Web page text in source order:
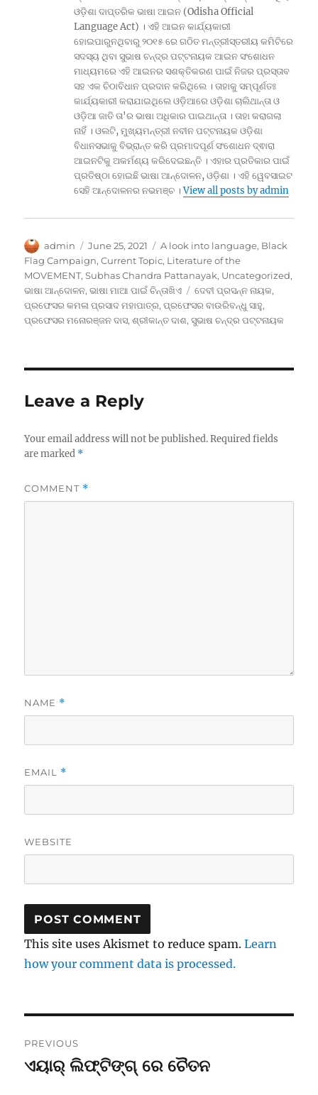
ଓଡ଼ିଶା ଦାପ୍ତରିକ ଭାଷା ଆଇନ (Odisha Official
Language Act) । ଏହି ଆଇନ କାର୍ଯ୍ୟକାରୀ
ହୋଇପାରୁନଥିବାରୁ ୨୦୧୫ ରେ ଗଠିତ ମନ୍ତ୍ରୀସ୍ତରୀୟ କମିଟିରେ
ସଦସ୍ୟ ଥିବା ସୁଭାଷ ଚନ୍ଦ୍ର ପଟ୍ଟନାୟକ ଆଇନ ସଂଶୋଧନ
ମାଧ୍ୟମରେ ଏହି ଆଇନର ସଶକ୍ତିକରଣ ପାଇଁ ନିଜର ପ୍ରସ୍ତାବ
ସହ ଏକ ଚିଠାବିଧାନ ପ୍ରଦାନ କରିଥିଲେ । ତାହାକୁ ସମ୍ପୂର୍ଣତଃ
କାର୍ଯ୍ୟକାରୀ କରାଯାଇଥିଲେ ଓଡ଼ିଆରେ ଓଡ଼ିଶା ଚାଲିଥାନ୍ତା ଓ
ଓଡ଼ିଆ ଜାତି ତା'ର ଭାଷା ଅଧିକାର ପାଇଥାନ୍ତା । ତାହା କରାଗଲା
ନାହିଁ । ଓଲଟି, ମୁଖ୍ୟମନ୍ତ୍ରୀ ନବୀନ ପଟ୍ଟନାୟକ ଓଡ଼ିଶା
ବିଧାନସଭାକୁ ବିଭ୍ରାନ୍ତ କରି ପ୍ରମାଦପୂର୍ଣ ସଂଶୋଧନ ଦ୍ଵାରା
ଆଇନଟିକୁ ଅକର୍ମଣ୍ୟ କରିଦେଇଛନ୍ତି । ଏହାର ପ୍ରତିକାର ପାଇଁ
ପ୍ରତିଷ୍ଠା ହୋଇଛି ଭାଷା ଆନ୍ଦୋଳନ, ଓଡ଼ିଶା । ଏହି ୱେବସାଇଟ
ସେହି ଆନ୍ଦୋଳନର ନଭମଞ୍ଚ ।View all posts by admin
Author
admin
Posted
on
June 25, 2021 Categories
A look into language, Black
Flag Campaign,Current Topic, Literature of the
MOVEMENT,Subhas Chandra Pattanayak, Uncategorized,
ଭାଷା ଆନ୍ଦୋଳନ,ଭାଷା ମାଆ ପାଇଁ ଚିନ୍ତାଖିଏ Tags
ଦେବୀ ପ୍ରସନ୍ନ ନାୟକ,
ପ୍ରଫେସର କମଳା ପ୍ରସାଦ ମହାପାତ୍ର,ପ୍ରଫେସର ବାଉରିବନ୍ଧୁ ସାହୁ,
ପ୍ରଫେସର ମନୋରଞ୍ଜନ ଦାସ,ଶ୍ରୀକାନ୍ତ ଦାଶ,ସୁଭାଷ ଚନ୍ଦ୍ର ପଟ୍ଟନାୟକ
Leave a Reply
Your email address will not be published. Required fields
are marked *
COMMENT *
NAME *
EMAIL *
WEBSITE
This site uses Akismet to reduce spam.Learn
how your comment data is processed.
navigation
PREVIOUS
Previous
ଏୟାର୍ ଲିଫ୍ଟିଙ୍ଗ୍ ରେ ଚୈତନ